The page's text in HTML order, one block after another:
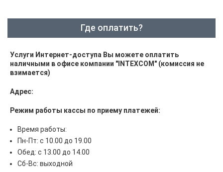
Где оплатить?
Услуги Интернет-доступа Вы можете оплатить
наличными в офисе компании "INTEXCOM" (комиссия не
взимается)
Адрес:
Режим работы кассы по приему платежей:
Время работы:
Пн-Пт: с 10.00 до 19.00
Обед: с 13.00 до 14.00
Сб-Вс: выходной